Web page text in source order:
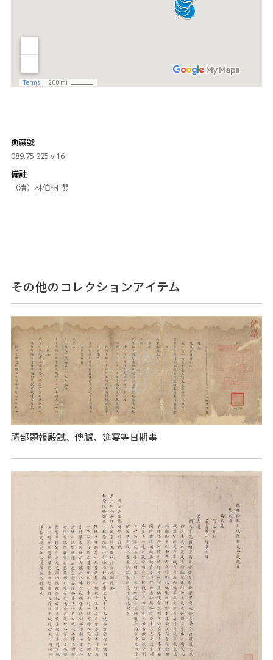
典藏號
089.75 225 v.16
備註
（清）林伯桐 撰
その他のコレクションアイテム
禮部題報殿試、傳臚、筵宴等日期事